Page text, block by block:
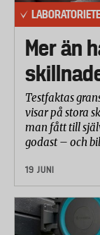
Mer än
Testfaktas
visar på stora
man fått till
godast – och
19 JUNI